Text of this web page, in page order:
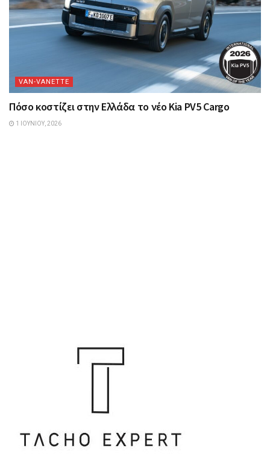
VAN-VANETTΕ
Πόσο κοστίζει στην Ελλάδα το νέο Kia PV5 Cargo
1 ΙΟΥΝΊΟΥ, 2026